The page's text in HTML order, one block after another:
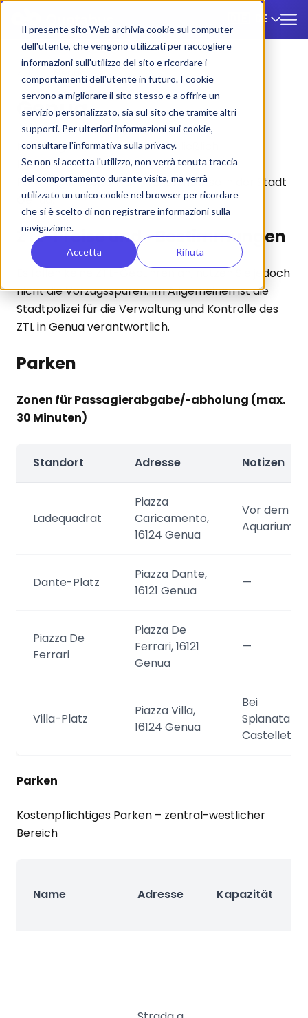
Il presente sito Web archivia cookie sul computer
dell'utente, che vengono utilizzati per raccogliere
informazioni sull'utilizzo del sito e ricordare i
comportamenti dell'utente in futuro. I cookie
servono a migliorare il sito stesso e a offrire un
servizio personalizzato, sia sul sito che tramite altri
supporti. Per ulteriori informazioni sui cookie,
consultare l'informativa sulla privacy.
Se non si accetta l'utilizzo, non verrà tenuta traccia
del comportamento durante visita, ma verrà
utilizzato un unico cookie nel browser per ricordare
che si è scelto di non registrare informazioni sulla
navigazione.
Accetta Rifiuta
DE
Genua
Genua
Nachfolgend finden Sie ausschließlich
Informationen zu ZTL-Tarifen und
Parkmöglichkeiten für Touristenbusse in der Stadt
Genua.
ZTL-Preise und -Bestimmungen
Es fallen keine ZTL-Gebühren an, nutzen Sie jedoch
nicht die Vorzugsspuren. Im Allgemeinen ist die
Stadtpolizei für die Verwaltung und Kontrolle des
ZTL in Genua verantwortlich.
Parken
Zonen für Passagierabgabe/-abholung (max.
30 Minuten)
Standort Adresse Notizen
Ladequadrat
Piazza
Caricamento,
16124 Genua
Vor dem
Aquarium
Dante-Platz
Piazza Dante,
16121 Genua
—
Piazza De
Ferrari
Piazza De
Ferrari, 16121
Genua
—
Villa-Platz
Piazza Villa,
16124 Genua
Bei
Spianata
Castelletto
Parken
Kostenpflichtiges Parken – zentral-westlicher
Bereich
Name Adresse Kapazität